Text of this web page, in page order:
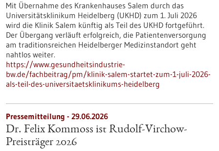
Mit Übernahme des Krankenhauses Salem durch das
Universitätsklinikum Heidelberg (UKHD) zum 1. Juli 2026
wird die Klinik Salem künftig als Teil des UKHD fortgeführt.
Der Übergang verläuft erfolgreich, die Patientenversorgung
am traditionsreichen Heidelberger Medizinstandort geht
nahtlos weiter.
https://www.gesundheitsindustrie-
bw.de/fachbeitrag/pm/klinik-salem-startet-zum-1-juli-2026-
als-teil-des-universitaetsklinikums-heidelberg
Pressemitteilung - 29.06.2026
Dr. Felix Kommoss ist Rudolf-Virchow-
Preisträger 2026